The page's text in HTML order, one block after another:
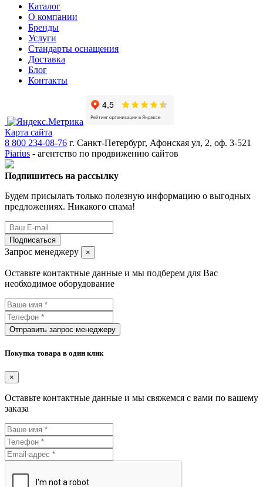
Каталог
О компании
Бренды
Услуги
Стандарты оснащения
Доставка
Блог
Контакты
Карта сайта
8 800 234-08-76 г. Санкт-Петербург, Афонская ул, 2, оф. 3-521
Piarius - агентство по продвижению сайтов
Подпишитесь на рассылку
Будем присылать только полезную информацию о выгодных
предложениях. Никакого спама!
Подписаться
Запрос менеджеру ×
Оставьте контактные данные и мы подберем для Вас
необходимое оборудование
Отправить запрос менеджеру
Покупка товара в один клик
×
Оставьте контактные данные и мы свяжемся с вами по вашему
заказа